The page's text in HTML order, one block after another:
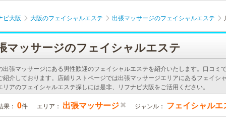
ビ大阪 大阪のフェイシャルエステ 出張マッサージのフェイシャルエステ
マッサージのフェイシャルエステ
出張マッサージにある男性歓迎のフェイシャルエステを紹介いたします。口コミ
紹介しております。店鋪リストページでは出張マッサージエリアにあるフェイシ
リアのフェイシャルエステ探しには是非、リフナビ大阪をご活用ください。
果： 0件 エリア： 出張マッサージ ジャンル： フェイシャルエ